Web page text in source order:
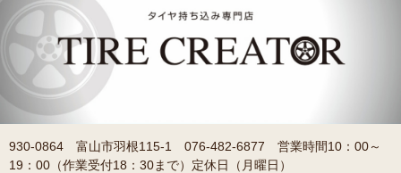
930-0864 富山市羽根115-1 076-482-6877 営業時間10：00～
19：00（作業受付18：30まで）定休日（月曜日）